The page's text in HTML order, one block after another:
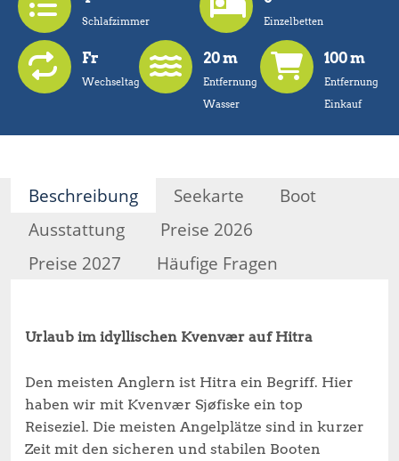
Schlafzimmer Einzelbetten
Fr
Wechseltag
20 m
Entfernung
Wasser
100 m
Entfernung
Einkauf
Beschreibung Seekarte
Boot
Ausstattung
Preise 2026
Preise 2027
Häufige Fragen
Urlaub im idyllischen Kvenvær auf Hitra
Den meisten Anglern ist Hitra ein Begriff. Hier
haben wir mit Kvenvær Sjøfiske ein top
Reiseziel. Die meisten Angelplätze sind in kurzer
Zeit mit den sicheren und stabilen Booten